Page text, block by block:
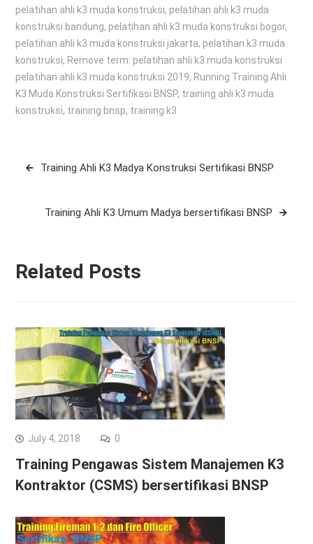
pelatihan ahli k3 muda konstruksi, pelatihan ahli k3 muda
konstruksi bandung, pelatihan ahli k3 muda konstruksi bogor,
pelatihan ahli k3 muda konstruksi jakarta, pelatihan k3 muda
konstruksi, Remove term: pelatihan ahli k3 muda konstruksi
pelatihan ahli k3 muda konstruksi 2019, Running Training Ahli
K3 Muda Konstruksi Sertifikasi BNSP, training ahli k3 muda
konstruksi, training bnsp, training k3
PostTraining Ahli K3 Madya Konstruksi Sertifikasi BNSP
Training Ahli K3 Umum Madya bersertifikasi BNSP
Related Posts
July 4, 2018 0
Training Pengawas Sistem Manajemen K3
Kontraktor (CSMS) bersertifikasi BNSP